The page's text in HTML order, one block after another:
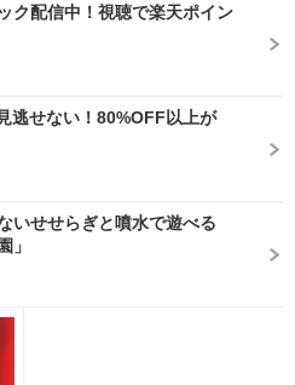
ク配信中！視聴で楽天ポイン
逃せない！80%OFF以上が
いせせらぎと噴水で遊べる
」